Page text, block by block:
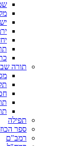
תורה
תפילה
ספר
רמב"ם